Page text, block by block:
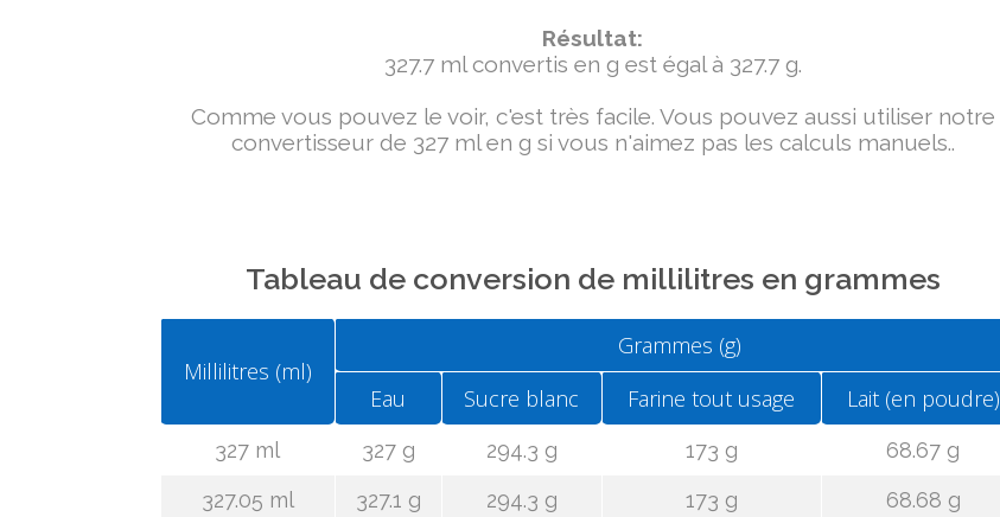
Résultat:
327.7 ml convertis en g est égal à 327.7 g.
Comme vous pouvez le voir, c'est très facile. Vous pouvez aussi utiliser notre
convertisseur de 327 ml en g si vous n'aimez pas les calculs manuels..
Tableau de conversion de millilitres en grammes
Millilitres (ml)
Grammes (g)
Eau
Sucre blanc Farine tout usage Lait (en poudre)
327 ml 327 g 294.3 g 173 g
68.67 g
327.05 ml
327.1 g 294.3 g 173 g
68.68 g